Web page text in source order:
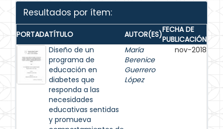
Resultados por ítem:
PORTADATÍTULO AUTOR(ES)FECHA DE
PUBLICACIÓN
Diseño de un
programa de
educación en
diabetes que
responda a las
necesidades
educativas sentidas
y promueva
María
Berenice
Guerrero
López
nov-2018